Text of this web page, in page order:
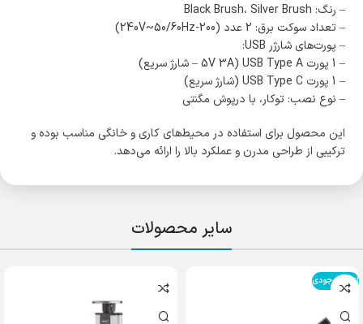
– رنگ: Black Brush، Silver Brush
– تعداد سوکت برق: 2 عدد (200-240V~50/60Hz)
– پورت‌های شارژر USB:
– 1 پورت USB Type A (5V 3A – شارژ سریع)
– 1 پورت USB Type C (شارژ سریع)
– نوع نصب: توکار، با درپوش مگنتی
این محصول برای استفاده در محیط‌های کاری و خانگی مناسب بوده و
ترکیبی از طراحی مدرن و عملکرد بالا را ارائه می‌دهد.
سایر محصولات
اتمام موجودی